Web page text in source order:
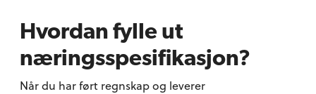
Hvordan fylle ut
næringsspesifikasjon?
Når du har ført regnskap og leverer